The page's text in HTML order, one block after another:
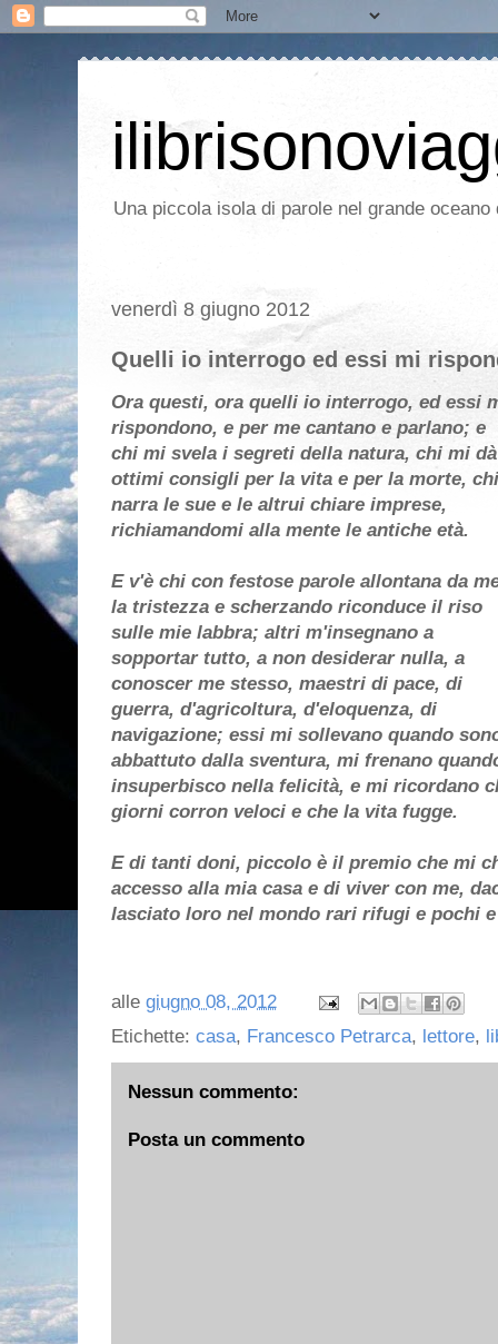
Una piccola isola di parole nel grande
venerdì 8 giugno 2012
Quelli io interrogo ed essi mi
Ora questi, ora quelli io interrogo, ed essi
rispondono, e per me cantano e parlano; e
chi mi svela i segreti della natura, chi mi dà
ottimi consigli per la vita e per la morte, chi
narra le sue e le altrui chiare imprese,
richiamandomi alla mente le antiche età.
E v'è chi con festose parole allontana da
la tristezza e scherzando riconduce il riso
sulle mie labbra; altri m'insegnano a
sopportar tutto, a non desiderar nulla, a
conoscer me stesso, maestri di pace, di
guerra, d'agricoltura, d'eloquenza, di
navigazione; essi mi sollevano quando
abbattuto dalla sventura, mi frenano
insuperbisco nella felicità, e mi ricordano
giorni corron veloci e che la vita fugge.
E di tanti doni, piccolo è il premio che mi
accesso alla mia casa e di viver con me,
lasciato loro nel mondo rari rifugi e pochi
alle giugno 08, 2012
Etichette: casa, Francesco Petrarca, lettore,
Nessun commento:
Posta un commento